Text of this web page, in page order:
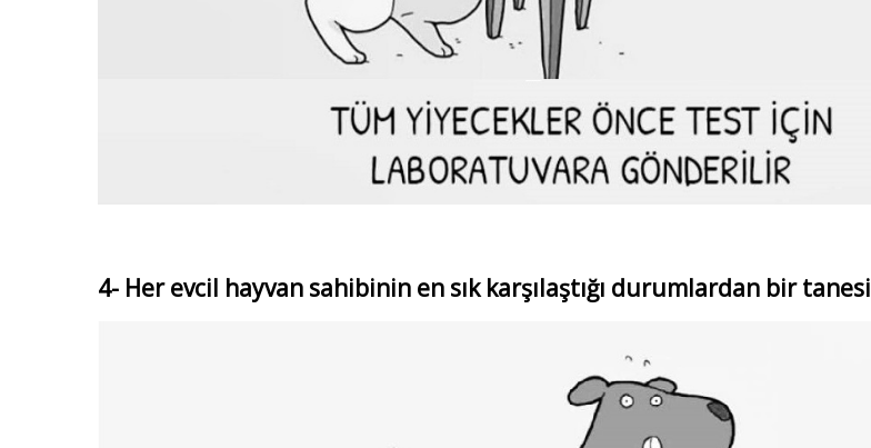
4- Her evcil hayvan sahibinin en sık karşılaştığı durumlardan bir tanesi